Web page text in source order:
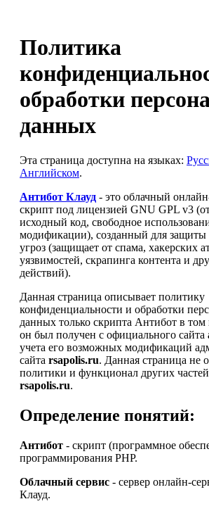
Политика
обработки
данных
Эта страница доступна на языках:
Английском.
Антибот Клауд - это облачный
скрипт под лицензией GNU GPL v3
исходный код, свободное
модификации), созданный для защиты
угроз (защищает от спама, хакерских
уязвимостей, скрапинга контента и
действий).
Данная страница описывает политику
конфиденциальности и обработки
данных только скрипта Антибот в том
он был получен с официального сайта
учета его возможных модификаций
сайта rsapolis.ru. Данная страница не
политики и функционал других
rsapolis.ru.
Определение понятий:
Антибот - скрипт (программное
программирования PHP.
Облачный сервис - сервер онлайн-
Клауд.